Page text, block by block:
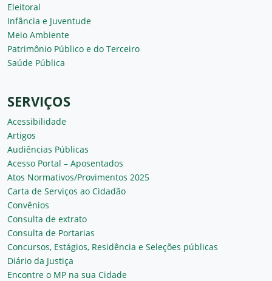
Eleitoral
Infância e Juventude
Meio Ambiente
Patrimônio Público e do Terceiro
Saúde Pública
SERVIÇOS
Acessibilidade
Artigos
Audiências Públicas
Acesso Portal – Aposentados
Atos Normativos/Provimentos 2025
Carta de Serviços ao Cidadão
Convênios
Consulta de extrato
Consulta de Portarias
Concursos, Estágios, Residência e Seleções públicas
Diário da Justiça
Encontre o MP na sua Cidade